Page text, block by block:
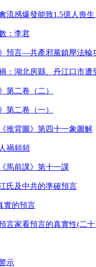
流感爆發能致1.5億人喪生
：李君
預言―共產邪黨鎮壓法輪
：湖北房縣、丹江口市
第二卷（二）
第二卷（一）
推背圖》第四十一象圖解
禍頻頻
馬前課》第十一課
氏及中共的準確預言
實的預言
言家看預言的真實性(二
示